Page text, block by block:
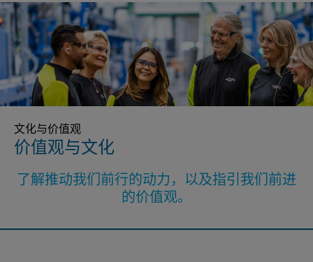
文化与价值观
价值观与文化
了解推动我们前行的动力，以及指引我们前进
的价值观。